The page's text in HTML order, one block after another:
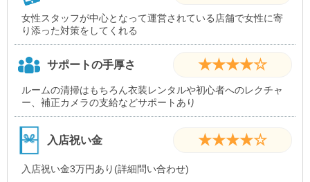
女性スタッフが中心となって運営されている店舗で女性に寄
り添った対策をしてくれる
サポートの手厚さ ★★★★☆
ルームの清掃はもちろん衣装レンタルや初心者へのレクチャ
ー、補正カメラの支給などサポートあり
入店祝い金 ★★★★☆
入店祝い金3万円あり(詳細問い合わせ)